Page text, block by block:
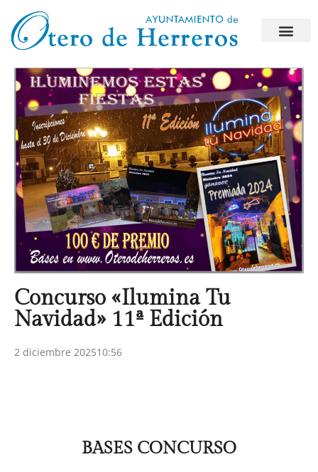
Concurso «Ilumina Tu
Navidad» 11ª Edición
2 diciembre 202510:56
BASES CONCURSO